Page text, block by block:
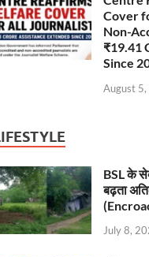
Cover
Non-
₹19.41
Since
August
BSL के
बढ़ता
July 8,